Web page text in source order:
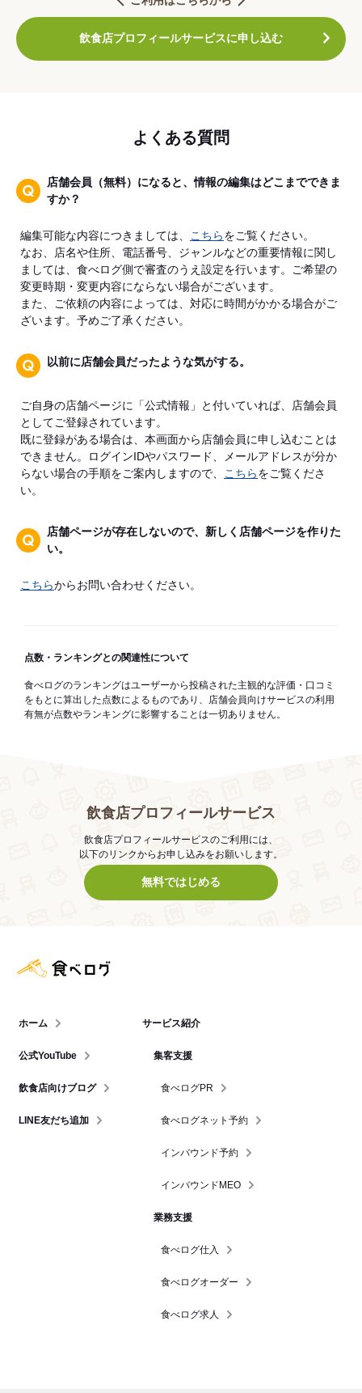
飲食店プロフィールサービスに申し込む
よくある質問
店舗会員（無料）になると、情報の編集はどこまでできま
すか？
編集可能な内容につきましては、 こちらをご覧ください。
なお、店名や住所、電話番号、ジャンルなどの重要情報に関し
ましては、食べログ側で審査のうえ設定を行います。ご希望の
変更時期・変更内容にならない場合がございます。
また、ご依頼の内容によっては、対応に時間がかかる場合がご
ざいます。予めご了承ください。
以前に店舗会員だったような気がする。
ご自身の店舗ページに「公式情報」と付いていれば、店舗会員
としてご登録されています。
既に登録がある場合は、本画面から店舗会員に申し込むことは
できません。ログインIDやパスワード、メールアドレスが分か
らない場合の手順をご案内しますので、
こちらをご覧くださ
い。
店舗ページが存在しないので、新しく店舗ページを作りた
い。
こちらからお問い合わせください。
点数・ランキングとの関連性について
食べログのランキングはユーザーから投稿された主観的な評価・口コミ
をもとに算出した点数によるものであり、店舗会員向けサービスの利用
有無が点数やランキングに影響することは一切ありません。
飲食店プロフィールサービス
飲食店プロフィールサービスのご利用には、
以下のリンクからお申し込みをお願いします。
無料ではじめる
ホーム
公式YouTube
飲食店向けブログ
LINE友だち追加
サービス紹介
集客支援
食べログPR
食べログネット予約
インバウンド予約
インバウンドMEO
業務支援
食べログ仕入
食べログオーダー
食べログ求人